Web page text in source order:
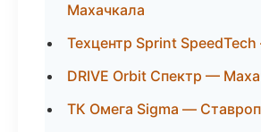
Махачкала
Техцентр Sprint
DRIVE Orbit Спектр —
ТК Омега Sigma —